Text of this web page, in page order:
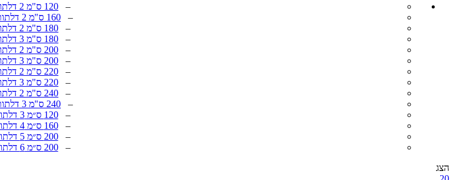
– 120 ס"מ 2 דלתות
– 160 ס"מ 2 דלתות
– 180 ס"מ 2 דלתות
– 180 ס"מ 3 דלתות
– 200 ס"מ 2 דלתות
– 200 ס"מ 3 דלתות
– 220 ס"מ 2 דלתות
– 220 ס"מ 3 דלתות
– 240 ס"מ 2 דלתות
– 240 ס"מ 3 דלתות
–120 ס״מ 3 דלתות
–160 ס״מ 4 דלתות
–200 ס״מ 5 דלתות
–200 ס״מ 6 דלתות
הצג